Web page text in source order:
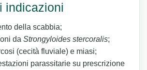
indicazioni
della scabbia;
da Strongyloides stercoralis;
(cecità fluviale) e miasi;
parassitarie su prescrizione